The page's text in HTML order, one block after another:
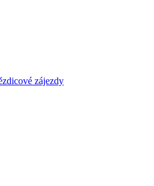
zájezdy